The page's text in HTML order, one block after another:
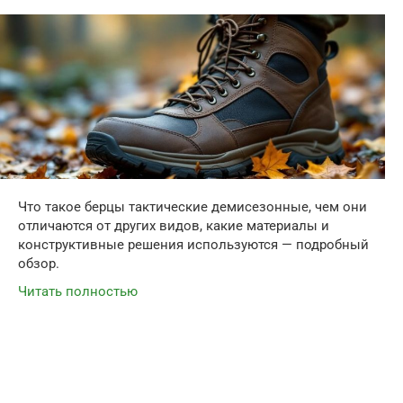
Что такое берцы тактические демисезонные, чем они
отличаются от других видов, какие материалы и
конструктивные решения используются — подробный
обзор.
Читать полностью